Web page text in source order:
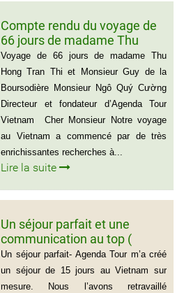
Compte rendu du voyage de
66 jours de madame Thu
Hong Tran Thi et Monsieur
Guy de la Boursodière
Voyage de 66 jours de madame Thu
Hong Tran Thi et Monsieur Guy de la
Boursodière Monsieur Ngô Quý Cường
Directeur et fondateur d’Agenda Tour
Vietnam Cher Monsieur Notre voyage
au Vietnam a commencé par de très
enrichissantes recherches à...
Lire la suite
Un séjour parfait et une
communication au top (
Groupe de la famille de Mr
PASCAL CESCON)
Un séjour parfait- Agenda Tour m’a créé
un séjour de 15 jours au Vietnam sur
mesure. Nous l’avons retravaillé